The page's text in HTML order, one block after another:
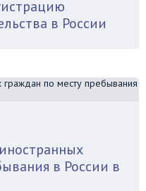
в России
в России в